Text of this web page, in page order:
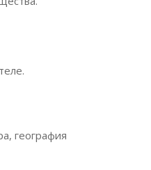
география